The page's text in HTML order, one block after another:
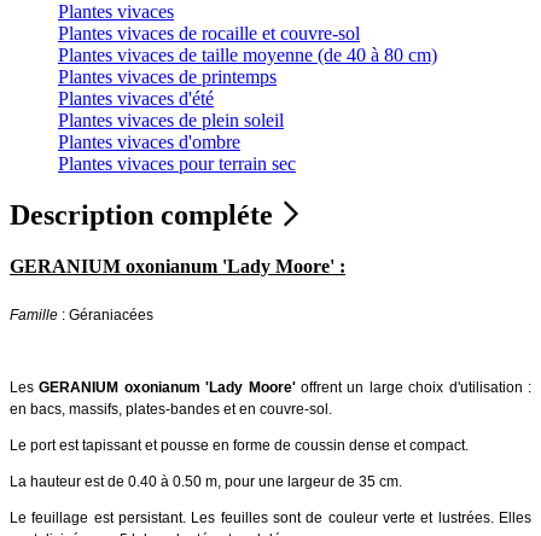
Plantes vivaces
Plantes vivaces de rocaille et couvre-sol
Plantes vivaces de taille moyenne (de 40 à 80 cm)
Plantes vivaces de printemps
Plantes vivaces d'été
Plantes vivaces de plein soleil
Plantes vivaces d'ombre
Plantes vivaces pour terrain sec
Description compléte
GERANIUM oxonianum 'Lady Moore' :
Famille : Géraniacées
Les GERANIUM oxonianum 'Lady Moore'​offrent un large choix d'utilisation :
en bacs, massifs, plates-bandes et en couvre-sol.
Le port est tapissant et pousse en forme de coussin dense et compact.
La hauteur est de 0.40 à 0.50 m, pour une largeur de 35 cm.
Le feuillage est persistant. Les feuilles sont de couleur verte et lustrées. Elles